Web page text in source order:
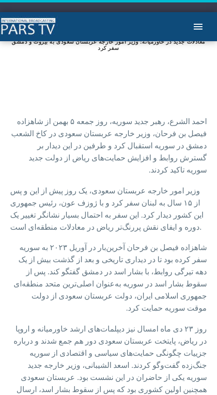
معادلات جدید در خاورمیانه؛ وزیر امور خارجه عربستان سعودی به بیروت و دمشق
سفر کرد
احمد الشرع، رهبر جدید سوریه، روز جمعه ۵ بهمن از شاهزاده
فیصل بن فرحان، وزیر خارجه عربستان سعودی در کاخ الشعب
دمشق در سوریه استقبال کرد و طرفین در این دیدار بر
گسترش روابط و افزایش حمایت‌های ریاض از دولت جدید
سوریه تاکید کردند.
وزیر امور خارجه عربستان سعودی، یک روز پیش از این و پس
از ۱۵ سال به لبنان سفر کرد و با ژوزف عون، رئیس جمهوری
این کشور دیدار کرد. این سفر به احتمال بسیار نشانگر تغییر یک
دوره و ایفای نقش پررنگ‌تر ریاض در معادلات منطقه‌ای است.
شاهزاده فیصل بن فرحان آخرین‌بار در آوریل ۲۰۲۳ به سوریه
سفر کرده بود تا در دیداری تاریخی و بعد از گذشت بیش از یک
دهه تیرگی روابط، با بشار اسد در دمشق گفتگو کند. پس از
سقوط بشار اسد در سوریه به‌عنوان اصلی‌ترین متحد منطقه‌ای
جمهوری اسلامی ایران، دولت عربستان سعودی از دولت
موقت سوریه حمایت کرد.
روز ۲۳ دی ماه امسال نیز دیپلمات‌های ارشد خاورمیانه و اروپا
در ریاض، پایتخت عربستان سعودی دور هم جمع شدند و درباره
جزییات چگونگی حمایت‌های سیاسی و اقتصادی از سوریه
جنگ‌زده گفت‌وگو کردند. اسعد الشیبانی، وزیر خارجه جدید
سوریه یکی از حاضران در این نشست بود. عربستان سعودی
همچنین اولین کشوری بود که پس از سقوط بشار اسد، ارسال